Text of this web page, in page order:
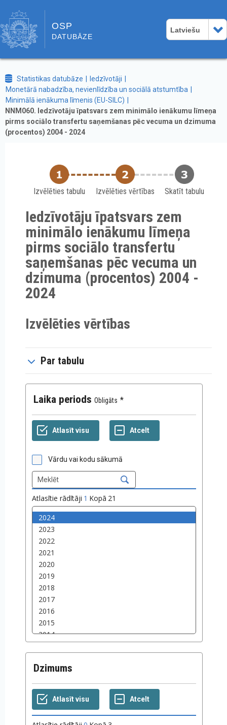
OSP
DATUBĀZE
Latviešu
Statistikas datubāze
Iedzīvotāji
Monetārā nabadzība, nevienlīdzība un sociālā atstumtība
Minimālā ienākuma līmenis (EU-SILC)
NNM060. Iedzīvotāju īpatsvars zem minimālo ienākumu līmeņa
pirms sociālo transfertu saņemšanas pēc vecuma un dzimuma
(procentos) 2004 - 2024
Izvēlēties tabulu Izvēlēties vērtības Skatīt tabulu
Iedzīvotāju īpatsvars zem
minimālo ienākumu līmeņa
pirms sociālo transfertu
saņemšanas pēc vecuma un
dzimuma (procentos) 2004 -
2024
Izvēlēties vērtības
Par tabulu
Laika periods Obligāts
Vārdu vai kodu sākumā
Atlasītie rādītāji 1 Kopā 21
Dzimums